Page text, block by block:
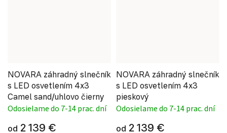
NOVARA záhradný slnečník
s LED osvetlením 4x3
Camel sand/uhlovo čierny
Odosielame do 7-14 prac. dní
od 2 139 €
NOVARA záhradný slnečník
s LED osvetlením 4x3
pieskový
Odosielame do 7-14 prac. dní
od 2 139 €